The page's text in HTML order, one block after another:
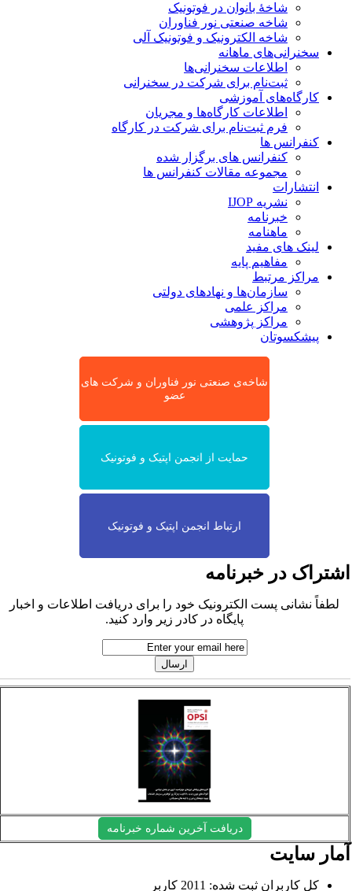
شاخۀ بانوان در فوتونیک
شاخه صنعتی نور فناوران
شاخه‌ الکترونیک و فوتونیک آلی
سخنرانی‌های ماهانه
اطلاعات سخنرانی‌‌ها
ثبت‌نام برای شرکت در سخنرانی
کارگاه‌های آموزشی
اطلاعات کارگاه‌ها و مجریان
فرم ثبت‌نام برای شرکت در کارگاه
کنفرانس ها
کنفرانس های برگزار شده
مجموعه مقالات کنفرانس ها
انتشارات
نشریه IJOP
خبرنامه
ماهنامه
لینک های مفید
مفاهیم پایه
مراکز مرتبط
سازمان‌ها و نهادهای دولتی
مراکز علمی
مراکز پژوهشی
پیشکسوتان
شاخه‌ی صنعتی نور فناوران و شرکت های
عضو
حمایت از انجمن اپتیک و فوتونیک
ارتباط انجمن اپتیک و فوتونیک
در خبرنامه
لطفاً نشانی پست الکترونیک خود را برای دریافت اطلاعات و اخبار
پایگاه در کادر زیر وارد کنید.
دریافت آخرین شماره خبرنامه
سایت
کل کاربران ثبت شده: 2011 کاربر